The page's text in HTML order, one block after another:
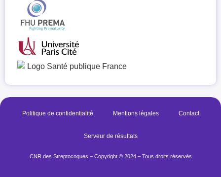
Politique de confidentialité Mentions légales Contact
Serveur de résultats
CNR des Streptocoques – Copyright © 2024 – Tous droits réservés